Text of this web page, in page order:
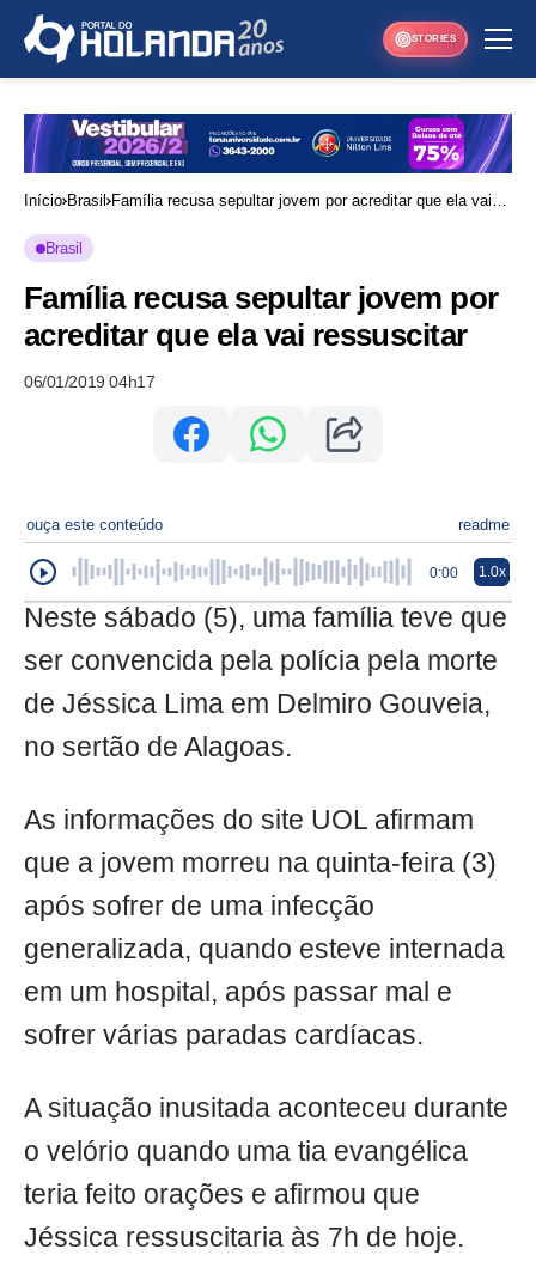
STORIES
Início Brasil
Família recusa sepultar jovem por acreditar que ela vai
Brasil
Família recusa sepultar jovem por
acreditar que ela vai ressuscitar
06/01/2019 04h17
ouça este conteúdo readme
0:00 1.0x
Neste sábado (5), uma família teve que
ser convencida pela polícia pela morte
de Jéssica Lima em Delmiro Gouveia,
no sertão de Alagoas.
As informações do site UOL afirmam
que a jovem morreu na quinta-feira (3)
após sofrer de uma infecção
generalizada, quando esteve internada
em um hospital, após passar mal e
sofrer várias paradas cardíacas.
A situação inusitada aconteceu durante
o velório quando uma tia evangélica
teria feito orações e afirmou que
Jéssica ressuscitaria às 7h de hoje.